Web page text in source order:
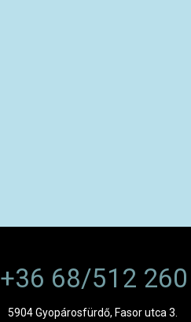
+36 68/512 260
5904 Gyopárosfürdő, Fasor utca 3.